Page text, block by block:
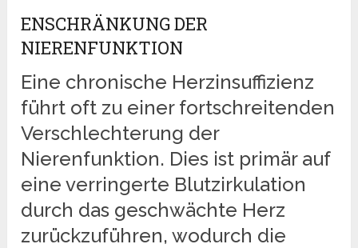
ENSCHRÄNKUNG DER
NIERENFUNKTION
Eine chronische Herzinsuffizienz
führt oft zu einer fortschreitenden
Verschlechterung der
Nierenfunktion. Dies ist primär auf
eine verringerte Blutzirkulation
durch das geschwächte Herz
zurückzuführen, wodurch die